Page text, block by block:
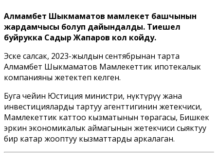
Алмамбет Шыкмаматов мамлекет башчынын
жардамчысы болуп дайындалды. Тиешелүү
буйрукка Садыр Жапаров кол койду.
Эске салсак, 2023-жылдын сентябрынан тарта
Алмамбет Шыкмаматов Мамлекеттик ипотекалык
компанияны жетектеп келген.
Буга чейин Юстиция министри, Өнүктүрүү жана
инвестицияларды тартуу агенттигинин жетекчиси,
Мамлекеттик каттоо кызматынын төрагасы, Бишкек
эркин экономикалык аймагынын жетекчиси сыяктуу
бир катар жооптуу кызматтарды аркалаган.